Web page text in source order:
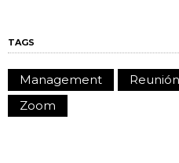
TAGS
Management Reunión
Zoom